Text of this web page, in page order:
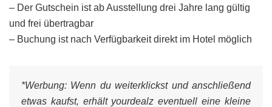
– Der Gutschein ist ab Ausstellung drei Jahre lang gültig
und frei übertragbar
– Buchung ist nach Verfügbarkeitdirekt im Hotel möglich
*Werbung: Wenn du weiterklickst und anschließend
etwas kaufst, erhält yourdealz eventuell eine kleine